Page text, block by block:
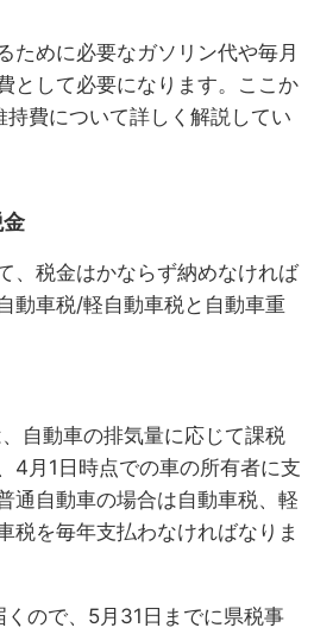
ために必要なガソリン代や毎月
として必要になります。ここか
費について詳しく解説してい
、税金はかならず納めなければ
動車税/軽自動車税と自動車重
自動車の排気量に応じて課税
4月1日時点での車の所有者に支
通自動車の場合は自動車税、軽
税を毎年支払わなければなりま
ので、5月31日までに県税事